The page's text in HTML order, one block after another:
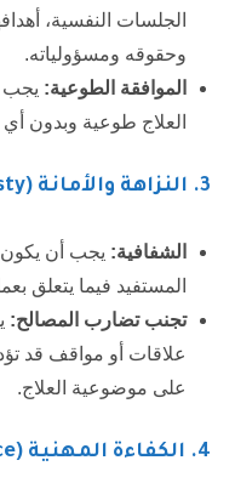
الجلسات النفسية،
وحقوقه ومسؤولياته.
الموافقة الطوعية: يجب
العلاج طوعية وبدون أي
3. النزاهة والأمانة (Integrity and Honesty):
الشفافية: يجب أن يكون
المستفيد فيما يتعلق
تجنب تضارب المصالح:
علاقات أو مواقف قد
على موضوعية العلاج.
4. الكفاءة المهنية (Professional Competence):